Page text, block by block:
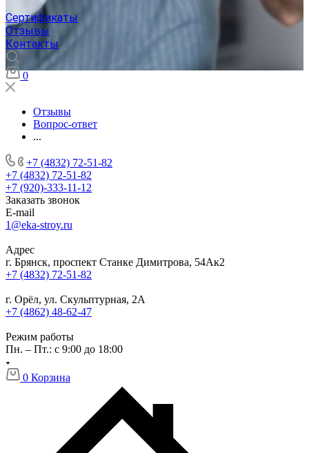
Сертификаты
Отзывы
Контакты
0
Отзывы
Вопрос-ответ
...
+7 (4832) 72-51-82
+7 (4832) 72-51-82
+7 (920)-333-11-12
Заказать звонок
E-mail
1@eka-stroy.ru
Адрес
г. Брянск, проспект Станке Димитрова, 54Ак2
+7 (4832) 72-51-82
г. Орёл, ул. Скульптурная, 2А
+7 (4862) 48-62-47
Режим работы
Пн. – Пт.: с 9:00 до 18:00
0 Корзина